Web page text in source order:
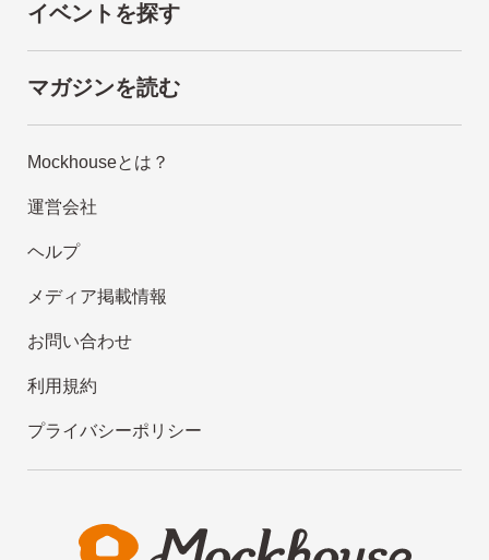
イベントを探す
マガジンを読む
Mockhouseとは？
運営会社
ヘルプ
メディア掲載情報
お問い合わせ
利用規約
プライバシーポリシー